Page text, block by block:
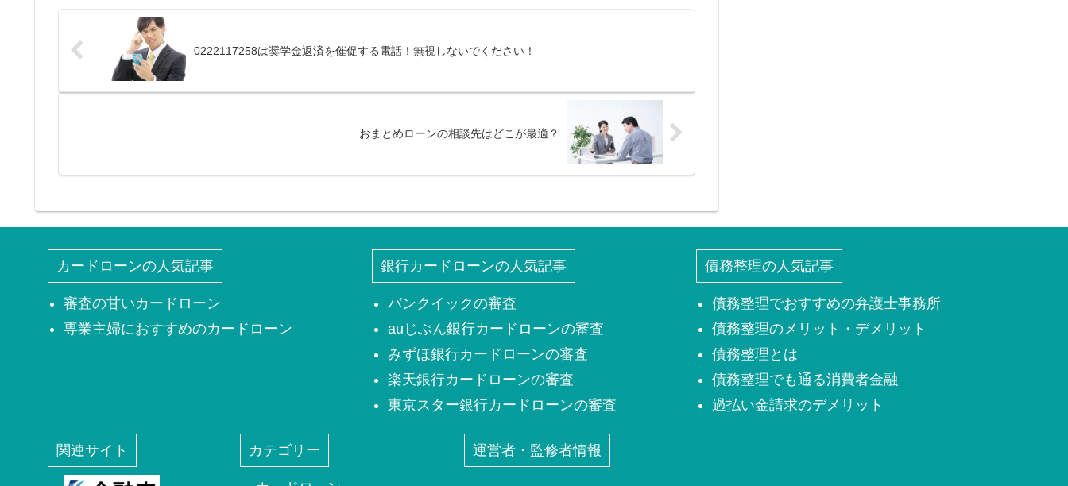
0222117258は奨学金返済を催促する電話！無視しないでください！
おまとめローンの相談先はどこが最適？
カードローンの人気記事
審査の甘いカードローン
専業主婦におすすめのカードローン
銀行カードローンの人気記事
バンクイックの審査
auじぶん銀行カードローンの審査
みずほ銀行カードローンの審査
楽天銀行カードローンの審査
東京スター銀行カードローンの審査
債務整理の人気記事
債務整理でおすすめの弁護士事務所
債務整理のメリット・デメリット
債務整理とは
債務整理でも通る消費者金融
過払い金請求のデメリット
関連サイト カテゴリー 運営者・監修者情報